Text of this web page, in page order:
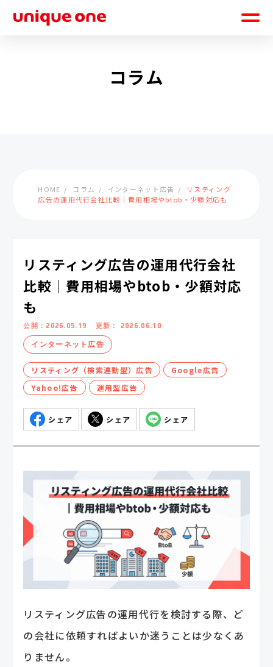
コラム
HOME コラム インターネット広告
リスティング
広告の運用代行会社比較｜費用相場やbtob・少額対応も
リスティング広告の運用代行会社
比較｜費用相場やbtob・少額対応
も
公開： 2026.05.19 更新： 2026.06.10
インターネット広告
リスティング（検索連動型）広告
Google広告
Yahoo!広告
運用型広告
シェア シェア シェア
リスティング広告の運用代行を検討する際、ど
の会社に依頼すればよいか迷うことは少なくあ
りません。